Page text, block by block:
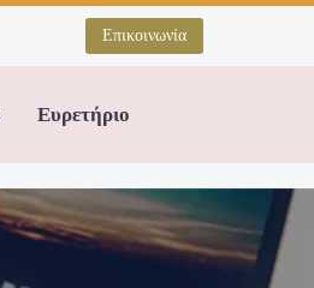
Επικοινωνία
Ευρετήριο